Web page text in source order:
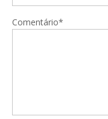
Comentário*